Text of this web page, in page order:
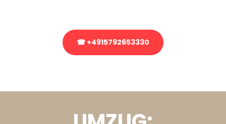
☎ +4915792653330